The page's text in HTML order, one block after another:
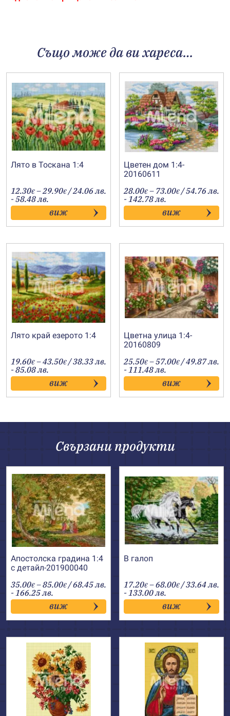
Също може да ви хареса…
Лято в Тоскана 1:4
12.30€ –29.90€Price
range:
12.30€
through
29.90€
/ 24.06 лв.
- 58.48 лв.
виж
Цветен дом 1:4-
20160611
28.00€ – 73.00€Price
range:
28.00€
through
73.00€
/ 54.76 лв.
- 142.78 лв.
виж
Лято край езерото 1:4
19.60€ –43.50€Price
range:
19.60€
through
43.50€
/ 38.33 лв.
- 85.08 лв.
виж
Цветна улица 1:4-
20160809
25.50€ –57.00€Price
range:
25.50€
through
57.00€
/ 49.87 лв.
- 111.48 лв.
виж
Свързани продукти
Апостолска градина 1:4
с детайл-201900040
35.00€ –85.00€Price
range:
35.00€
through
85.00€
/ 68.45 лв.
- 166.25 лв.
виж
В галоп
17.20€ –68.00€Price
range:
17.20€
through
68.00€
/ 33.64 лв.
- 133.00 лв.
виж